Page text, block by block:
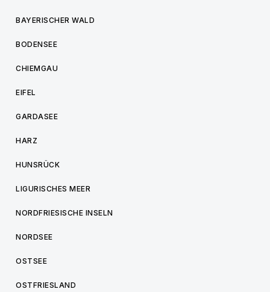
BAYERISCHER WALD
BODENSEE
CHIEMGAU
EIFEL
GARDASEE
HARZ
HUNSRÜCK
LIGURISCHES MEER
NORDFRIESISCHE INSELN
NORDSEE
OSTSEE
OSTFRIESLAND